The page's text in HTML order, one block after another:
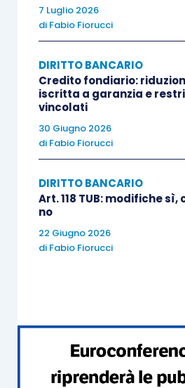
7 Luglio 2026
di Fabio Fiorucci
DIRITTO BANCARIO
Credito fondiario:
iscritta a garanzia e
vincolati
30 Giugno 2026
di Fabio Fiorucci
DIRITTO BANCARIO
Art. 118 TUB: modifiche
no
22 Giugno 2026
di Fabio Fiorucci